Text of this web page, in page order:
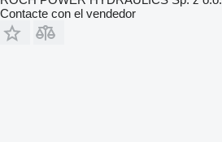
Contacte con el vendedor